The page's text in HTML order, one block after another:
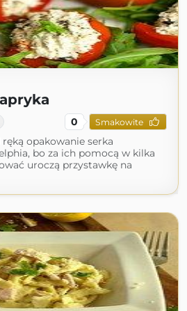
0 Smakowite
opakowanie serka
bo za ich pomocą w kilka
uroczą przystawkę na